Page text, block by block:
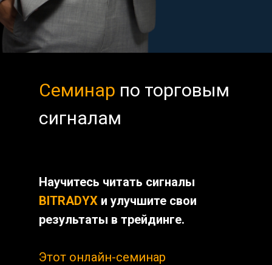
Семинар по торговым
сигналам
Научитесь читать сигналы
BITRADYX и улучшите свои
результаты в трейдинге.
Этот онлайн-семинар